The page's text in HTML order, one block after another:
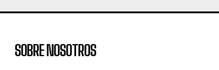
SOBRE NOSOTROS